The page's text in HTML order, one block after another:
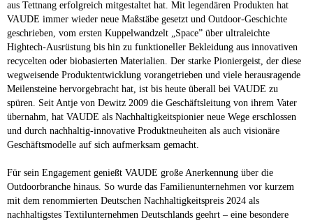
aus Tettnang erfolgreich mitgestaltet hat. Mit legendären Produkten hat
VAUDE immer wieder neue Maßstäbe gesetzt und Outdoor-Geschichte
geschrieben, vom ersten Kuppelwandzelt „Space” über ultraleichte
Hightech-Ausrüstung bis hin zu funktioneller Bekleidung aus innovativen
recycelten oder biobasierten Materialien. Der starke Pioniergeist, der diese
wegweisende Produktentwicklung vorangetrieben und viele herausragende
Meilensteine hervorgebracht hat, ist bis heute überall bei VAUDE zu
spüren. Seit Antje von Dewitz 2009 die Geschäftsleitung von ihrem Vater
übernahm, hat VAUDE als Nachhaltigkeitspionier neue Wege erschlossen
und durch nachhaltig-innovative Produktneuheiten als auch visionäre
Geschäftsmodelle auf sich aufmerksam gemacht.
Für sein Engagement genießt VAUDE große Anerkennung über die
Outdoorbranche hinaus. So wurde das Familienunternehmen vor kurzem
mit dem renommierten Deutschen Nachhaltigkeitspreis 2024 als
nachhaltigstes Textilunternehmen Deutschlands geehrt – eine besondere